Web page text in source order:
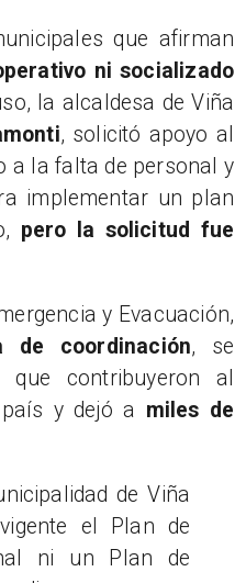
que afirman
ni socializado
la alcaldesa de Viña
, solicitó apoyo al
a la falta de personal y
implementar un plan
pero la solicitud fue
y Evacuación,
de coordinación, se
contribuyeron al
y dejó a miles de
de Viña
el Plan de
ni un Plan de